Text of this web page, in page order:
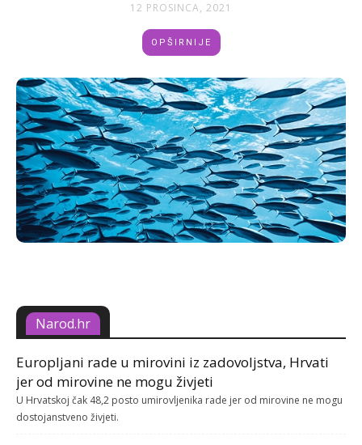
12 PROSINCA, 2021
OPŠIRNIJE
Narod.hr
Europljani rade u mirovini iz zadovoljstva, Hrvati
jer od mirovine ne mogu živjeti
U Hrvatskoj čak 48,2 posto umirovljenika rade jer od mirovine ne mogu
dostojanstveno živjeti.